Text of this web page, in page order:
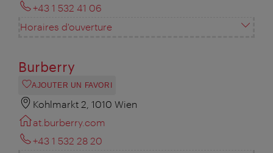
+43 1 532 41 06
Horaires d'ouverture
Burberry
AJOUTER UN FAVORI
Kohlmarkt 2, 1010 Wien
at.burberry.com
+43 1 532 28 20